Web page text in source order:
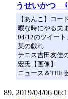
うせいかつ
【あんこ】コー
暇な時にやる夫
04/12のツイート
某の戯れ
テニス吉田友佳
宏氏【画像】
ニュース＆THE
2019/04/06